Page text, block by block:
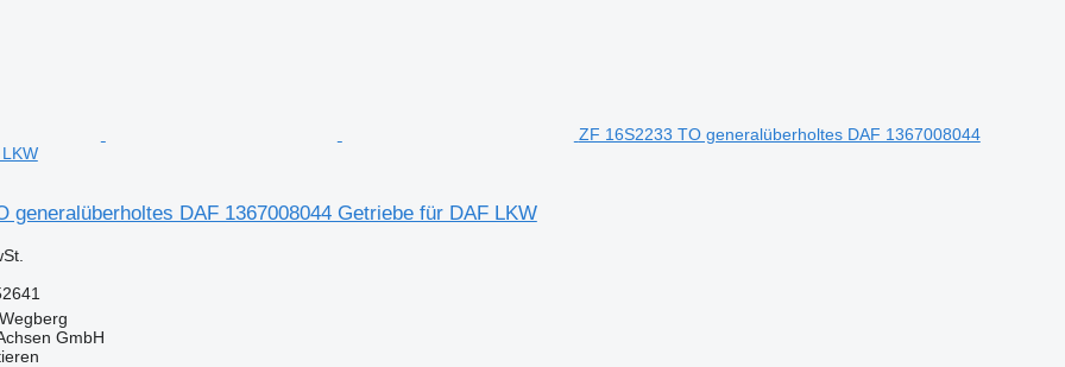
ZF 16S2233 TO generalüberholtes DAF 1367008044
generalüberholtes DAF 1367008044 Getriebe für DAF LKW
GmbH